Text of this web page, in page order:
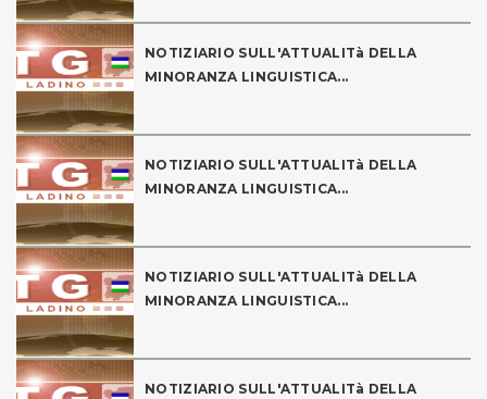
NOTIZIARIO SULL'ATTUALITà DELLA
MINORANZA LINGUISTICA...
NOTIZIARIO SULL'ATTUALITà DELLA
MINORANZA LINGUISTICA...
NOTIZIARIO SULL'ATTUALITà DELLA
MINORANZA LINGUISTICA...
NOTIZIARIO SULL'ATTUALITà DELLA